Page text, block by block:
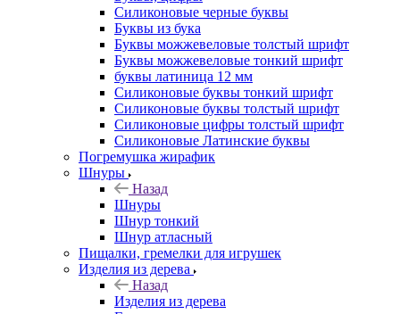
Силиконовые черные буквы
Буквы из бука
Буквы можжевеловые толстый шрифт
Буквы можжевеловые тонкий шрифт
буквы латиница 12 мм
Силиконовые буквы тонкий шрифт
Силиконовые буквы толстый шрифт
Силиконовые цифры толстый шрифт
Силиконовые Латинские буквы
Погремушка жирафик
Шнуры
Назад
Шнуры
Шнур тонкий
Шнур атласный
Пищалки, гремелки для игрушек
Изделия из дерева
Назад
Изделия из дерева